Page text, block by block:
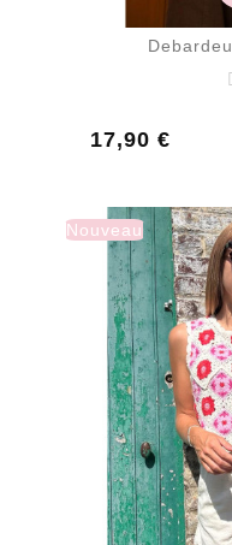
17,90 €
Prix
Nouveau